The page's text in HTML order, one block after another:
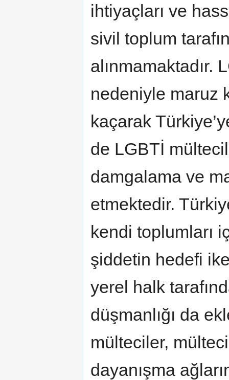
ihtiyaçları ve
sivil toplum
alınmamaktadır.
nedeniyle maruz
kaçarak
de LGBTİ
damgalama ve
etmektedir.
kendi toplumları
şiddetin hedefi
yerel halk
düşmanlığı da
mülteciler,
dayanışma